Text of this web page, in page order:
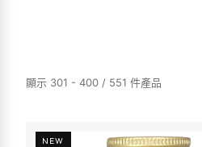
顯示 301 - 400 / 551 件產品
NEW